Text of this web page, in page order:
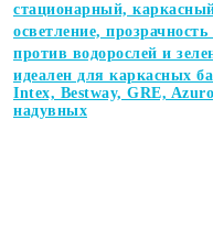
стационарный,
осветление,
против водорослей и
идеален для каркасных
Intex, Bestway, GRE,
надувных